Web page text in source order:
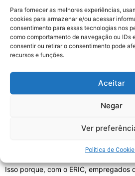
Para fornecer as melhores experiências,
cookies para armazenar e/ou acessar
consentimento para essas tecnologias nos
como comportamento de navegação ou IDs
consentir ou retirar o consentimento pode
recursos e funções.
Aceitar
Negar
Ver
Política de
Justiça anula ERIC
Transitou em julgado a decisão do
Exame de Recrutamento Interno da
têm permissão para participarem de
Isso porque, com o ERIC, empregados